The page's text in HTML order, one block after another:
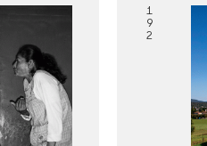
1
9
2